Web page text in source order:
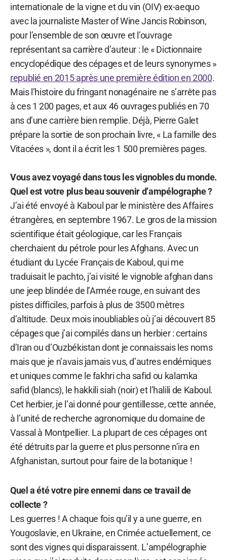
internationale de la vigne et du vin (OIV) ex-aequo
avec la journaliste Master of Wine Jancis Robinson,
pour l’ensemble de son œuvre et l’ouvrage
représentant sa carrière d’auteur : le « Dictionnaire
encyclopédique des cépages et de leurs synonymes »
republié en 2015 après une première édition en 2000.
Mais l’histoire du fringant nonagénaire ne s’arrête pas
à ces 1 200 pages, et aux 46 ouvrages publiés en 70
ans d’une carrière bien remplie. Déjà, Pierre Galet
prépare la sortie de son prochain livre, « La famille des
Vitacées », dont il a écrit les 1 500 premières pages.
Vous avez voyagé dans tous les vignobles du monde.
Quel est votre plus beau souvenir d’ampélographe ?
J’ai été envoyé à Kaboul par le ministère des Affaires
étrangères, en septembre 1967. Le gros de la mission
scientifique était géologique, car les Français
cherchaient du pétrole pour les Afghans. Avec un
étudiant du Lycée Français de Kaboul, qui me
traduisait le pachto, j’ai visité le vignoble afghan dans
une jeep blindée de l’Armée rouge, en suivant des
pistes difficiles, parfois à plus de 3500 mètres
d’altitude. Deux mois inoubliables où j’ai découvert 85
cépages que j’ai compilés dans un herbier : certains
d’Iran ou d’Ouzbékistan dont je connaissais les noms
mais que je n’avais jamais vus, d’autres endémiques
et uniques comme le fakhri cha safid ou kalamka
safid (blancs), le hakkili siah (noir) et l’halili de Kaboul.
Cet herbier, je l’ai donné pour gentillesse, cette année,
à l’unité de recherche agronomique du domaine de
Vassal à Montpellier. La plupart de ces cépages ont
été détruits par la guerre et plus personne n’ira en
Afghanistan, surtout pour faire de la botanique !
Quel a été votre pire ennemi dans ce travail de
collecte ?
Les guerres ! A chaque fois qu’il y a une guerre, en
Yougoslavie, en Ukraine, en Crimée actuellement, ce
sont des vignes qui disparaissent. L’ampélographie